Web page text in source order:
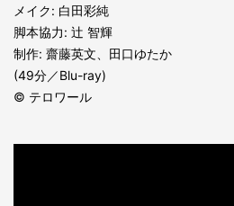
メイク: 白田彩純
脚本協力: 辻 智輝
制作: 齋藤英文、田口ゆたか
(49分／Blu-ray)
© テロワール